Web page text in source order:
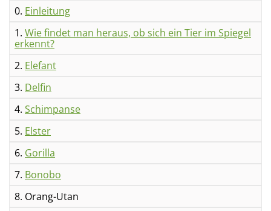
0. Einleitung
1. Wie findet man heraus, ob sich ein Tier im Spiegel
erkennt?
2. Elefant
3. Delfin
4. Schimpanse
5. Elster
6. Gorilla
7. Bonobo
8. Orang-Utan